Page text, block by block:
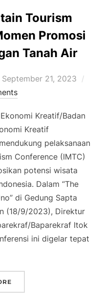
Tourism
Promosi
Tanah Air
Posted
on
September 21, 2023
Kreatif/Badan
Kreatif
pelaksanaan
Conference (IMTC)
potensi wisata
Dalam “The
di Gedung Sapta
(18/9/2023), Direktur
Baparekraf Itok
ini digelar tepat